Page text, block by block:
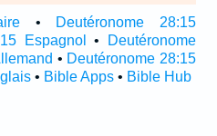
•
Deutéronome 28:15
Espagnol •
Deutéronome
• Deutéronome 28:15
• Bible Apps• Bible Hub